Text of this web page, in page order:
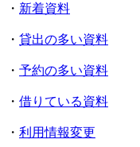
・ 新着資料
・ 貸出の多い資料
・ 予約の多い資料
・ 借りている資料
・ 利用情報変更